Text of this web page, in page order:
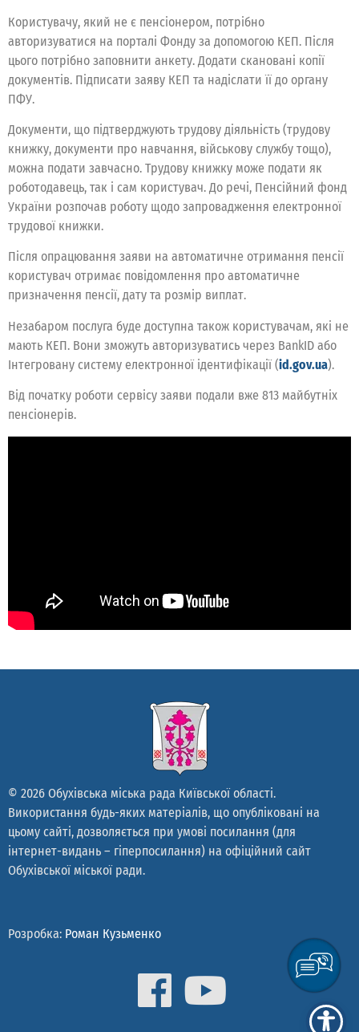
Користувачу, який не є пенсіонером, потрібно
авторизуватися на порталі Фонду за допомогою КЕП. Після
цього потрібно заповнити анкету. Додати скановані копії
документів. Підписати заяву КЕП та надіслати її до органу
ПФУ.
Документи, що підтверджують трудову діяльність (трудову
книжку, документи про навчання, військову службу тощо),
можна подати завчасно. Трудову книжку може подати як
роботодавець, так і сам користувач. До речі, Пенсійний фонд
України розпочав роботу щодо запровадження електронної
трудової книжки.
Після опрацювання заяви на автоматичне отримання пенсії
користувач отримає повідомлення про автоматичне
призначення пенсії, дату та розмір виплат.
Незабаром послуга буде доступна також користувачам, які не
мають КЕП. Вони зможуть авторизуватись через BankID або
Інтегровану систему електронної ідентифікації (id.gov.ua).
Від початку роботи сервісу заяви подали вже 813 майбутніх
пенсіонерів.
© 2026 Обухівська міська рада Київської області.
Використання будь-яких матеріалів, що опубліковані на
цьому сайті, дозволяється при умові посилання (для
інтернет-видань – гіперпосилання) на офіційний сайт
Обухівської міської ради.
Розробка: Роман Кузьменко